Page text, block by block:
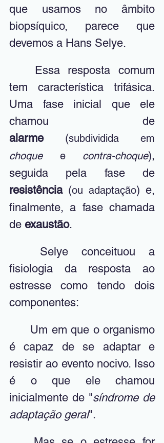
que usamos no âmbito
biopsíquico, parece que
devemos a Hans Selye.
tem característica trifásica.
Uma fase inicial que ele
alarme (
choque e contra-choque),
resistência (ou adaptação) e,
finalmente, a fase chamada
de exaustão.
fisiologia da resposta ao
estresse como tendo dois
componentes:
é capaz de se adaptar e
resistir ao evento nocivo. Isso
é o que ele chamou
inicialmente de "síndrome de
adaptação geral".